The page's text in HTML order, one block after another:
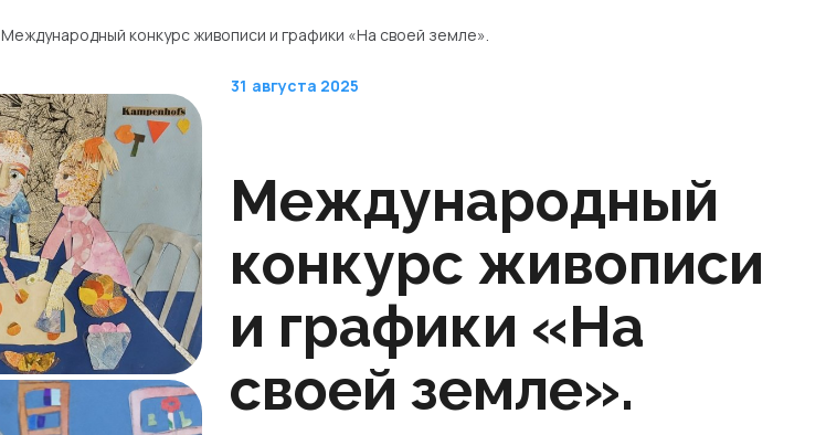
Международный конкурс живописи и графики «На своей земле».
31 августа 2025
Международный
конкурс живописи
и графики «На
своей земле».